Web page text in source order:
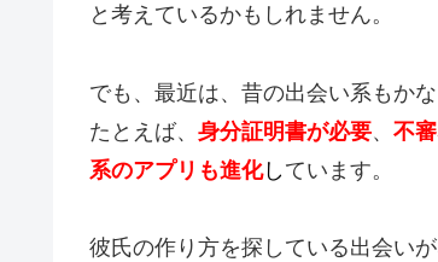
と考えているかもしれません。
でも、最近は、昔の出会い系もか
たとえば、 身分証明書が必要、 不
系のアプリも進化し ています。
彼氏の作り方を探している出会い